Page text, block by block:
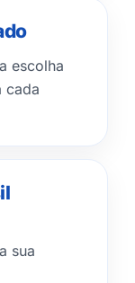
escolha
cada
sua